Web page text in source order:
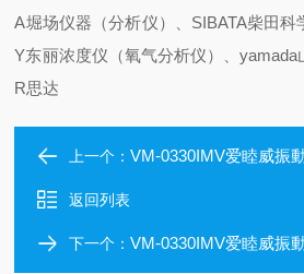
A堀场仪器（分析仪）、SIBATA柴田
Y东丽浓度仪（氧气分析仪）、
R思达
上一个：VM-0330IMV爱睦威振
返回列表
下一个：VM-0330IMV爱睦威振